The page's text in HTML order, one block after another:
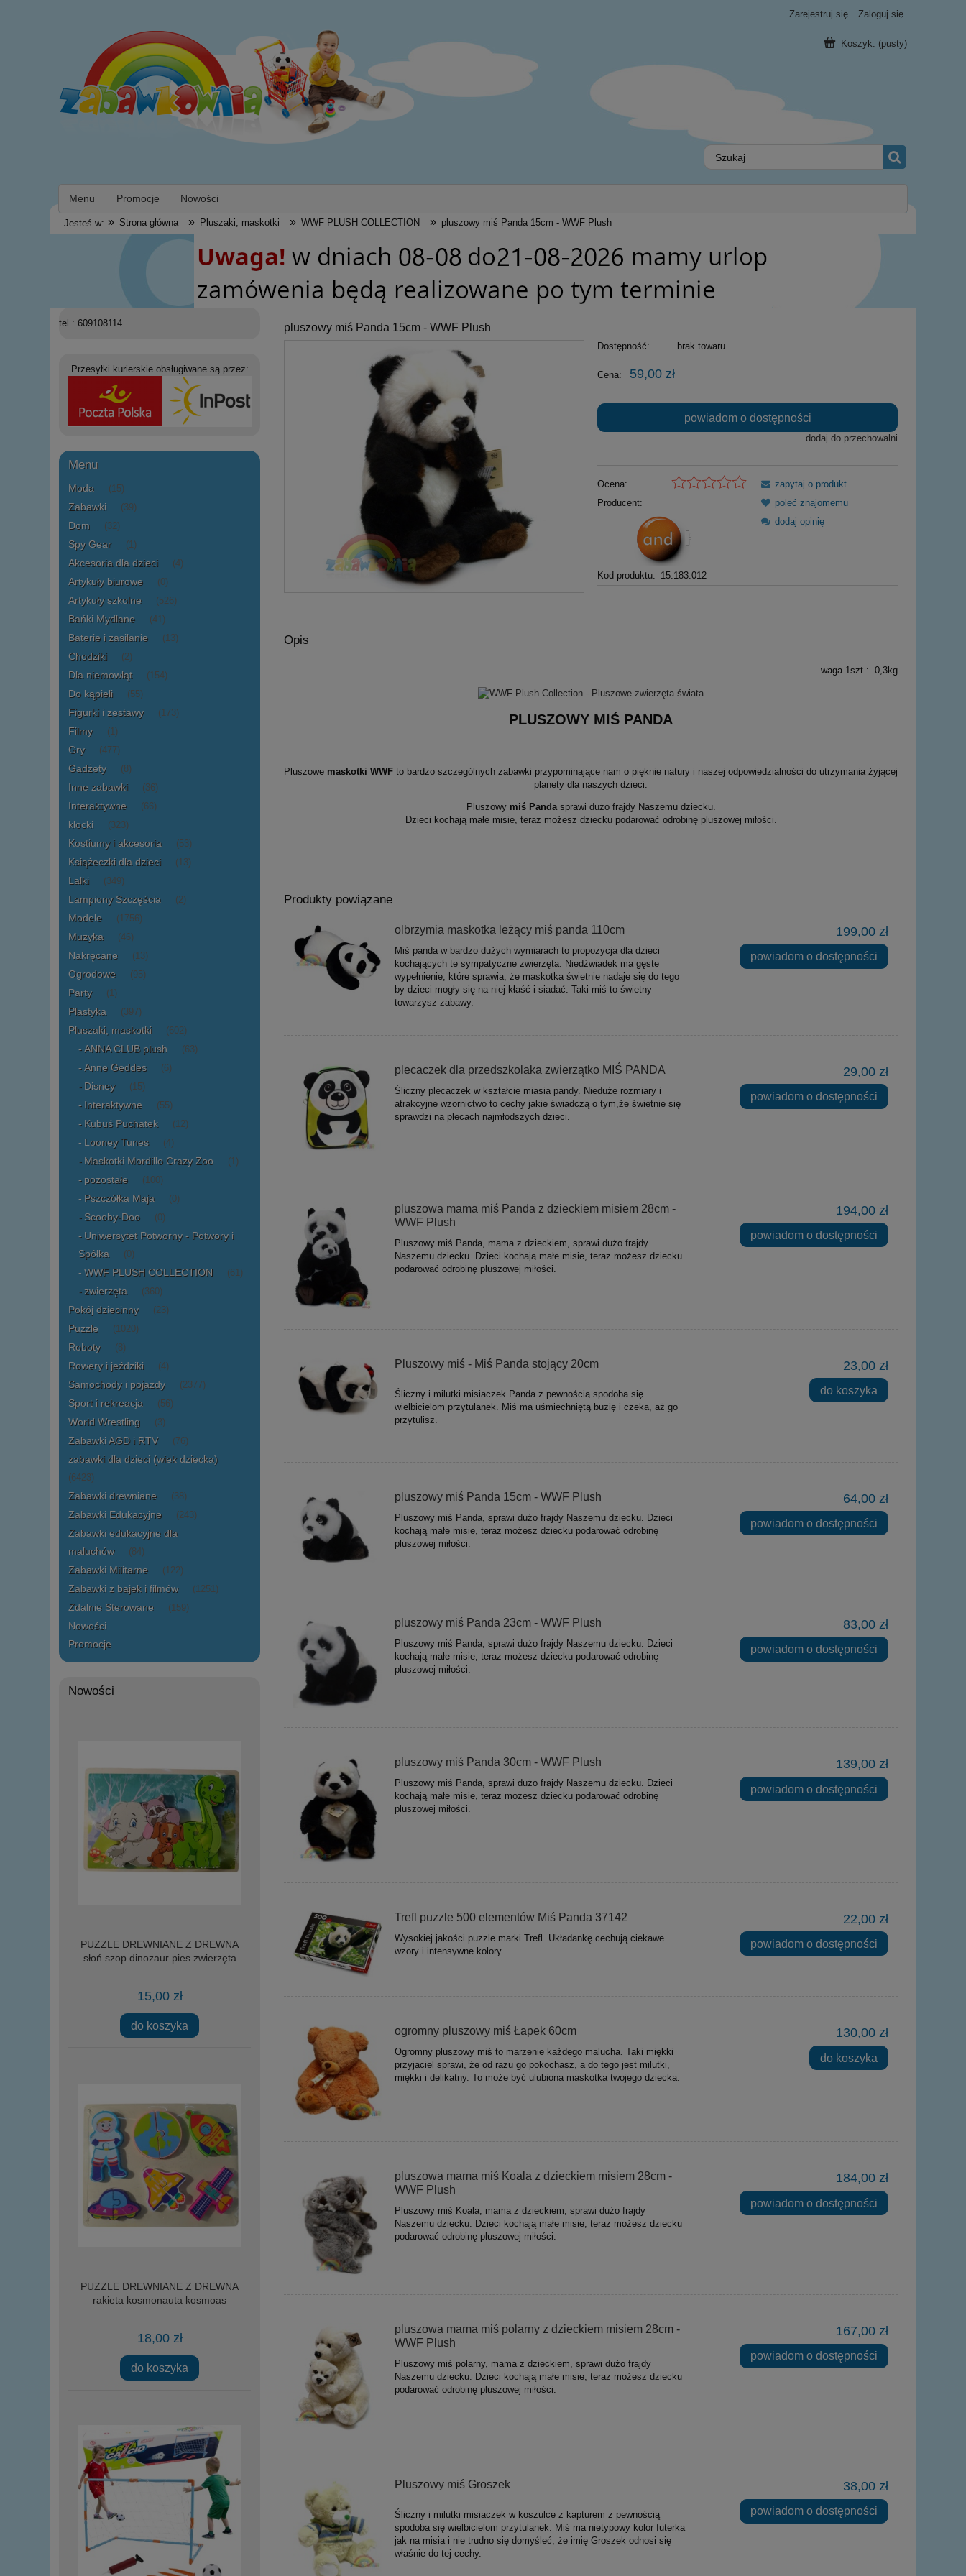
Zarejestruj się Zaloguj się
Koszyk: (pusty)
Menu Promocje Nowości
Jesteś w: » Strona główna » Pluszaki, maskotki » WWF PLUSH COLLECTION » pluszowy miś Panda 15cm - WWF Plush
tel.: 609108114
Przesyłki kurierskie obsługiwane są przez:
Menu
Moda (15)
Zabawki (39)
Dom (32)
Spy Gear (1)
Akcesoria dla dzieci (4)
Artykuły biurowe (0)
Artykuły szkolne (526)
Bańki Mydlane (41)
Baterie i zasilanie (13)
Chodziki (2)
Dla niemowląt (154)
Do kąpieli (55)
Figurki i zestawy (173)
Filmy (1)
Gry (477)
Gadżety (8)
Inne zabawki (36)
Interaktywne (66)
klocki (323)
Kostiumy i akcesoria (53)
Książeczki dla dzieci (13)
Lalki (349)
Lampiony Szczęścia (2)
Modele (1756)
Muzyka (46)
Nakręcane (13)
Ogrodowe (95)
Party (1)
Plastyka (397)
Pluszaki, maskotki (602)
ANNA CLUB plush (63)
Anne Geddes (6)
Disney (15)
Interaktywne (55)
Kubuś Puchatek (12)
Looney Tunes (4)
Maskotki Mordillo Crazy Zoo (1)
pozostałe (100)
Pszczółka Maja (0)
Scooby-Doo (0)
Uniwersytet Potworny - Potwory i
Spółka
(0)
WWF PLUSH COLLECTION (61)
zwierzęta (360)
Pokój dziecinny (23)
Puzzle (1020)
Roboty (8)
Rowery i jeździki (4)
Samochody i pojazdy (2377)
Sport i rekreacja (56)
World Wrestling (3)
Zabawki AGD i RTV (76)
zabawki dla dzieci (wiek dziecka)
(6423)
Zabawki drewniane (38)
Zabawki Edukacyjne (243)
Zabawki edukacyjne dla
maluchów
(84)
Zabawki Militarne (122)
Zabawki z bajek i filmów (1251)
Zdalnie Sterowane (159)
Nowości
Promocje
Nowości
PUZZLE DREWNIANE Z DREWNA
słoń szop dinozaur pies zwierzęta
15,00 zł
do koszyka
PUZZLE DREWNIANE Z DREWNA
rakieta kosmonauta kosmoas
18,00 zł
do koszyka
pluszowy miś Panda 15cm - WWF Plush
Dostępność: brak towaru
Cena: 59,00 zł
powiadom o dostępności
dodaj do przechowalni
Ocena:
Producent:
Kod produktu: 15.183.012
zapytaj o produkt
poleć znajomemu
dodaj opinię
Opis
waga 1szt.: 0,3kg
PLUSZOWY MIŚ PANDA
Pluszowe maskotki WWF to bardzo szczególnych zabawki przypominające nam o pięknie natury i naszej odpowiedzialności do utrzymania żyjącej
planety dla naszych dzieci.
Pluszowy miś Panda sprawi dużo frajdy Naszemu dziecku.
Dzieci kochają małe misie, teraz możesz dziecku podarować odrobinę pluszowej miłości.
Produkty powiązane
olbrzymia maskotka leżący miś panda 110cm
Miś panda w bardzo dużych wymiarach to propozycja dla dzieci
kochających te sympatyczne zwierzęta. Niedźwiadek ma gęste
wypełnienie, które sprawia, że maskotka świetnie nadaje się do tego
by dzieci mogły się na niej kłaść i siadać. Taki miś to świetny
towarzysz zabawy.
199,00 zł
powiadom o dostępności
plecaczek dla przedszkolaka zwierzątko MIŚ PANDA
Śliczny plecaczek w kształcie miasia pandy. Nieduże rozmiary i
atrakcyjne wzornictwo to cechy jakie świadczą o tym,że świetnie się
sprawdzi na plecach najmłodszych dzieci.
29,00 zł
powiadom o dostępności
pluszowa mama miś Panda z dzieckiem misiem 28cm -
WWF Plush
Pluszowy miś Panda, mama z dzieckiem, sprawi dużo frajdy
Naszemu dziecku. Dzieci kochają małe misie, teraz możesz dziecku
podarować odrobinę pluszowej miłości.
194,00 zł
powiadom o dostępności
Pluszowy miś - Miś Panda stojący 20cm
Śliczny i milutki misiaczek Panda z pewnością spodoba się
wielbicielom przytulanek. Miś ma uśmiechniętą buzię i czeka, aż go
przytulisz.
23,00 zł
do koszyka
pluszowy miś Panda 15cm - WWF Plush
Pluszowy miś Panda, sprawi dużo frajdy Naszemu dziecku. Dzieci
kochają małe misie, teraz możesz dziecku podarować odrobinę
pluszowej miłości.
64,00 zł
powiadom o dostępności
pluszowy miś Panda 23cm - WWF Plush
Pluszowy miś Panda, sprawi dużo frajdy Naszemu dziecku. Dzieci
kochają małe misie, teraz możesz dziecku podarować odrobinę
pluszowej miłości.
83,00 zł
powiadom o dostępności
pluszowy miś Panda 30cm - WWF Plush
Pluszowy miś Panda, sprawi dużo frajdy Naszemu dziecku. Dzieci
kochają małe misie, teraz możesz dziecku podarować odrobinę
pluszowej miłości.
139,00 zł
powiadom o dostępności
Trefl puzzle 500 elementów Miś Panda 37142
Wysokiej jakości puzzle marki Trefl. Układankę cechują ciekawe
wzory i intensywne kolory.
22,00 zł
powiadom o dostępności
ogromny pluszowy miś Łapek 60cm
Ogromny pluszowy miś to marzenie każdego malucha. Taki miękki
przyjaciel sprawi, że od razu go pokochasz, a do tego jest milutki,
miękki i delikatny. To może być ulubiona maskotka twojego dziecka.
130,00 zł
do koszyka
pluszowa mama miś Koala z dzieckiem misiem 28cm -
WWF Plush
Pluszowy miś Koala, mama z dzieckiem, sprawi dużo frajdy
Naszemu dziecku. Dzieci kochają małe misie, teraz możesz dziecku
podarować odrobinę pluszowej miłości.
184,00 zł
powiadom o dostępności
pluszowa mama miś polarny z dzieckiem misiem 28cm -
WWF Plush
Pluszowy miś polarny, mama z dzieckiem, sprawi dużo frajdy
Naszemu dziecku. Dzieci kochają małe misie, teraz możesz dziecku
podarować odrobinę pluszowej miłości.
167,00 zł
powiadom o dostępności
Pluszowy miś Groszek
Śliczny i milutki misiaczek w koszulce z kapturem z pewnością
spodoba się wielbicielom przytulanek. Miś ma nietypowy kolor futerka
jak na misia i nie trudno się domyśleć, że imię Groszek odnosi się
właśnie do tej cechy.
38,00 zł
powiadom o dostępności